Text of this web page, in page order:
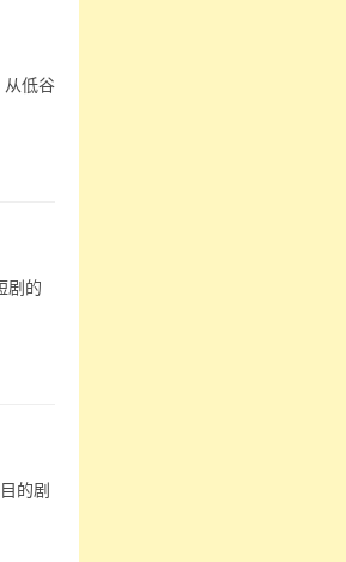
从低谷
剧的
的剧